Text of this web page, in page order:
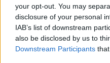
your opt-out. You may
disclosure of your personal
IAB’s list of downstream
also be disclosed by us to
Downstream Participants
Tornando a Rosie